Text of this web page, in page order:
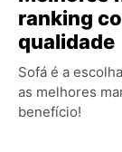
ranking
qualidade
Sofá é a
as melhores
benefício!